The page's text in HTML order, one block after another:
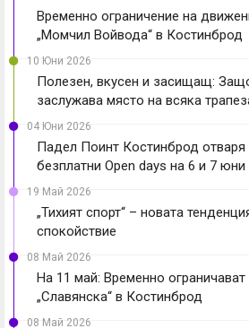
Временно ограничение на
„Момчил Войвода“ в Костинброд
10 Юни 2026
Полезен, вкусен и засищащ:
заслужава място на всяка
04 Юни 2026
Падел Поинт Костинброд отваря
безплатни Open days на 6 и 7 юни
19 Май 2026
„Тихият спорт“ – новата
спокойствие
08 Май 2026
На 11 май: Временно
„Славянска“ в Костинброд
08 Май 2026